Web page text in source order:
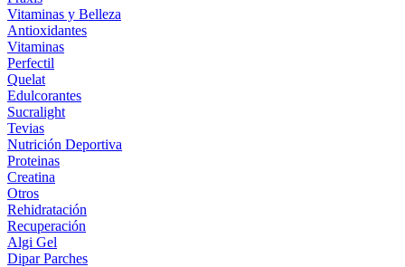
Vitaminas y Belleza
Antioxidantes
Vitaminas
Perfectil
Quelat
Edulcorantes
Sucralight
Tevias
Nutrición Deportiva
Proteinas
Creatina
Otros
Rehidratación
Recuperación
Algi Gel
Dipar Parches